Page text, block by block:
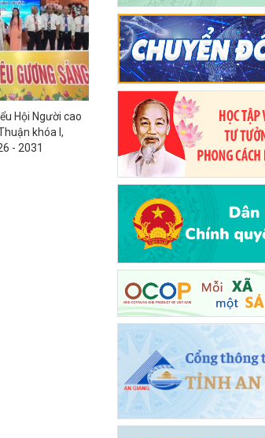
Hội Người cao
khóa I,
- 2031